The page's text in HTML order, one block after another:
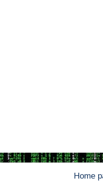
Home